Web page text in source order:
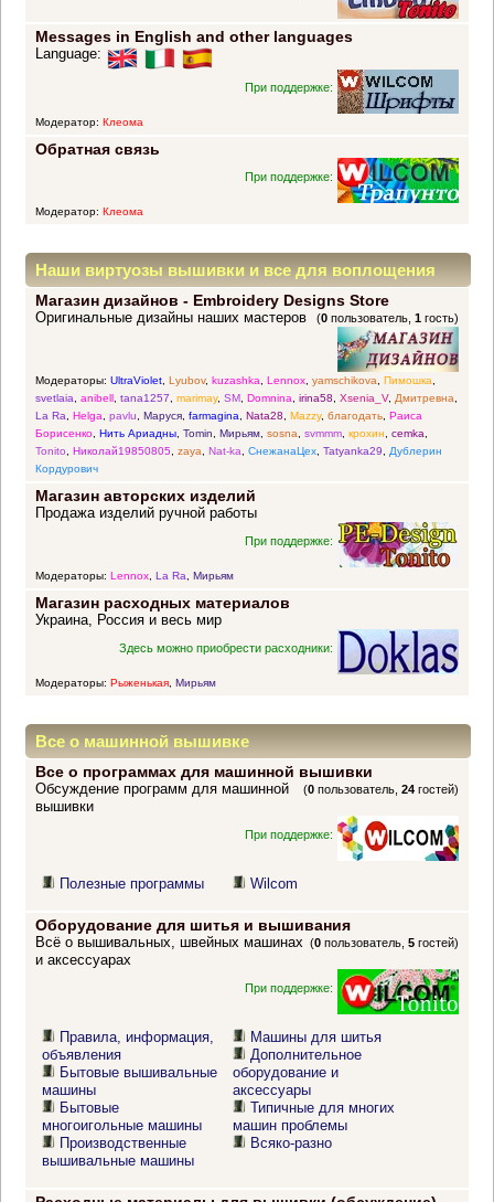
Messages in English and other languages
Language:
При поддержке:
Модератор: Клеома
Обратная связь
При поддержке:
Модератор: Клеома
Наши виртуозы вышивки и все для воплощения
прекрасных идей
Магазин дизайнов - Embroidery Designs Store
(0 пользователь,1 гость)
Оригинальные дизайны наших мастеров
Модераторы: UltraViolet, Lyubov, kuzashka, Lennox, yamschikova, Пимошка,
svetlaia, anibell, tana1257, marimay, SM, Domnina, irina58, Xsenia_V, Дмитревна,
La Ra, Helga, pavlu, Маруся, farmagina, Nata28, Mazzy, благодать, Раиса
Борисенко, Нить Ариадны, Tomin, Мирьям, sosna, svmmm, крохин, cemka,
Tonito, Николай19850805, zaya, Nat-ka, СнежанаЦех, Tatyanka29, Дублерин
Кордурович
Магазин авторских изделий
Продажа изделий ручной работы
При поддержке:
Модераторы: Lennox, La Ra, Мирьям
Магазин расходных материалов
Украина, Россия и весь мир
Здесь можно приобрести расходники:
Модераторы: Рыженькая, Мирьям
Все о машинной вышивке
Все о программах для машинной вышивки
(0 пользователь,24 гостей)
Обсуждение программ для машинной
вышивки
При поддержке:
Полезные программы Wilcom
Оборудование для шитья и вышивания
(0 пользователь,5 гостей)
Всё о вышивальных, швейных машинах
и аксессуарах
При поддержке:
Правила, информация,
объявления
Бытовые вышивальные
машины
Бытовые
многоигольные машины
Производственные
вышивальные машины
Машины для шитья
Дополнительное
оборудование и
аксессуары
Типичные для многих
машин проблемы
Всяко-разно